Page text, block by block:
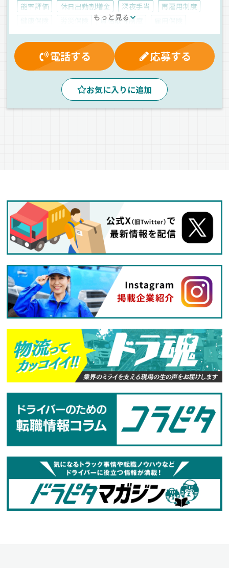
能率評価
休日出勤割増金 深夜手当
再雇用制度
資格取得制度
厚生年金
有給休暇 マイカー通勤可
残業手当
夕方 昼 ETC搭載 1人1台専用車
地場
ルート配送
センター便 雑貨 ウィング車 正社員
もっと見る
電話する 応募する
お気に入りに追加